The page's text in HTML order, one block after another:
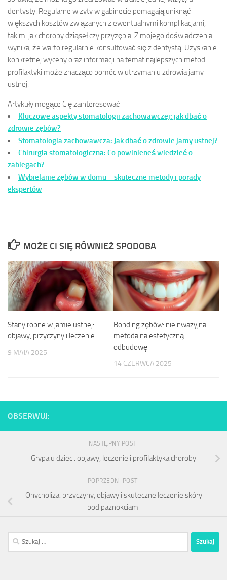
dentysty. Regularne wizyty w gabinecie pomagają uniknąć
większych kosztów związanych z ewentualnymi komplikacjami,
takimi jak choroby dziąseł czy przyzębia. Z mojego doświadczenia
wynika, że warto regularnie konsultować się z dentystą. Uzyskanie
konkretnej wyceny oraz informacji na temat najlepszych metod
profilaktyki może znacząco pomóc w utrzymaniu zdrowia jamy
ustnej.
Artykuły mogące Cię zainteresować
Kluczowe aspekty stomatologii zachowawczej: jak dbać o
zdrowie zębów?
Stomatologia zachowawcza: Jak dbać o zdrowie jamy ustnej?
Chirurgia stomatologiczna: Co powinieneś wiedzieć o
zabiegach?
Wybielanie zębów w domu – skuteczne metody i porady
ekspertów
MOŻE CI SIĘ RÓWNIEŻ SPODOBA
Stany ropne w jamie ustnej:
objawy, przyczyny i leczenie
9 MAJA 2025
Bonding zębów: nieinwazyjna
metoda na estetyczną
odbudowę
14 CZERWCA 2025
OBSERWUJ:
NASTĘPNY POST
Grypa u dzieci: objawy, leczenie i profilaktyka choroby
POPRZEDNI POST
Onycholiza: przyczyny, objawy i skuteczne leczenie skóry
pod paznokciami
Szukaj: